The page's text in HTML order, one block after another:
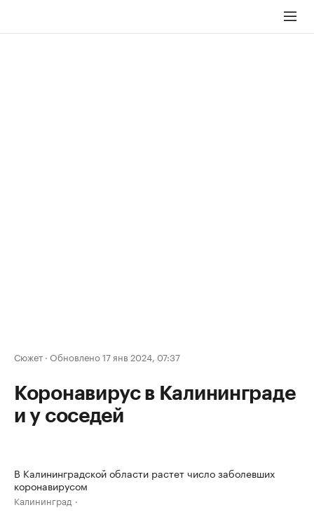
Сюжет · Обновлено 17 янв 2024, 07:37
Коронавирус в Калининграде
и у соседей
В Калининградской области растет число заболевших
коронавирусом
Калининград